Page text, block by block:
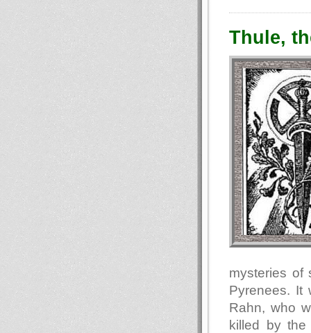
Thule,
mysteries of
Pyrenees. It
Rahn, who
killed by the